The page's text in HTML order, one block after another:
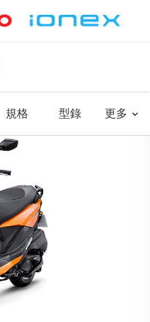
規格 型錄 更多